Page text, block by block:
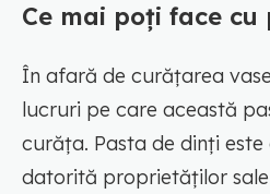
Ce mai poți face cu
În afară de curățarea
lucruri pe care această
curăța. Pasta de dinți
datorită proprietăților